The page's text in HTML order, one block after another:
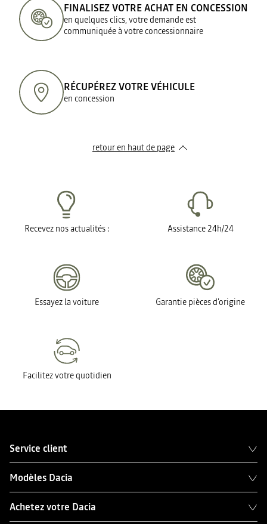
FINALISEZ VOTRE ACHAT EN CONCESSION
en quelques clics, votre demande est
communiquée à votre concessionnaire
RÉCUPÉREZ VOTRE VÉHICULE
en concession
retour en haut de page​
Recevez nos actualités : Assistance 24h/24
Essayez la voiture Garantie pièces d'origine
Facilitez votre quotidien
Service client
Modèles Dacia
Achetez votre Dacia